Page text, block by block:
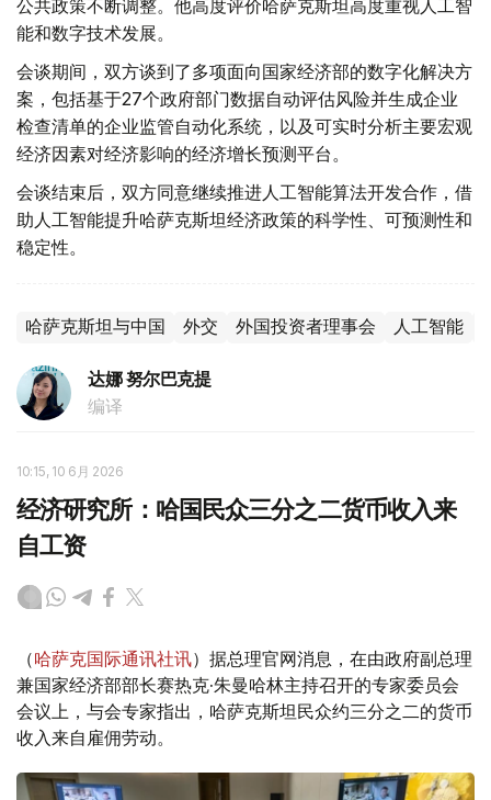
公共政策不断调整。他高度评价哈萨克斯坦高度重视人工智
能和数字技术发展。
会谈期间，双方谈到了多项面向国家经济部的数字化解决方
案，包括基于27个政府部门数据自动评估风险并生成企业
检查清单的企业监管自动化系统，以及可实时分析主要宏观
经济因素对经济影响的经济增长预测平台。
会谈结束后，双方同意继续推进人工智能算法开发合作，借
助人工智能提升哈萨克斯坦经济政策的科学性、可预测性和
稳定性。
哈萨克斯坦与中国 外交 外国投资者理事会 人工智能
达娜 努尔巴克提
编译
10:15, 10 6月 2026
经济研究所：哈国民众三分之二货币收入来
自工资
（哈萨克国际通讯社讯）据总理官网消息，在由政府副总理
兼国家经济部部长赛热克·朱曼哈林主持召开的专家委员会
会议上，与会专家指出，哈萨克斯坦民众约三分之二的货币
收入来自雇佣劳动。